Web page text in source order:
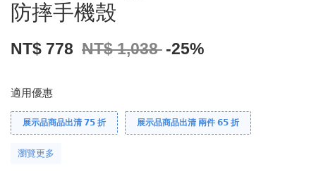
防摔手機殼
NT$ 778 NT$ 1,038 -25%
適用優惠
展示品商品出清 𝟳𝟱 折 展示品商品出清 兩件 𝟲𝟱 折
瀏覽更多